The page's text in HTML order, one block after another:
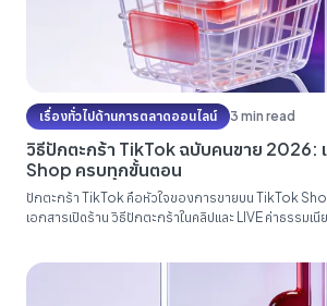
เรื่องทั่วไปด้านการตลาดออนไลน์ 3 min read
วิธีปักตะกร้า TikTok ฉบับคนขาย 2026:
Shop ครบทุกขั้นตอน
ปักตะกร้า TikTok คือหัวใจของการขายบน TikTok
เอกสารเปิดร้าน วิธีปักตะกร้าในคลิปและ LIVE ค่าธรรมเนี